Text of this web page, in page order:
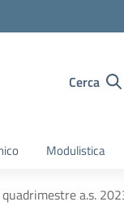
Cerca
Modulistica
a.s.